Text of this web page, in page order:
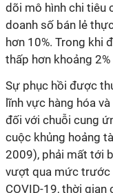
dõi mô hình chi tiêu
doanh số bán lẻ
hơn 10%. Trong khi
thấp hơn khoảng
Sự phục hồi được
lĩnh vực hàng hóa
đối với chuỗi cung
cuộc khủng hoảng
2009), phải mất tới
vượt qua mức trước
COVID-19, thời gian